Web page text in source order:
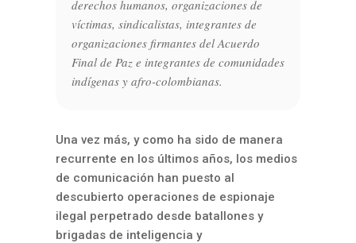
derechos humanos, organizaciones de
víctimas, sindicalistas, integrantes de
organizaciones firmantes del Acuerdo
Final de Paz e integrantes de comunidades
indígenas y afro-colombianas.
Una vez más, y como ha sido de manera
recurrente en los últimos años, los medios
de comunicación han puesto al
descubierto operaciones de espionaje
ilegal perpetrado desde batallones y
brigadas de inteligencia y